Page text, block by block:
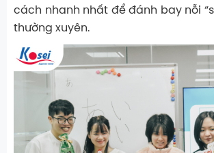
cách nhanh nhất để đánh bay nỗi
thường xuyên.